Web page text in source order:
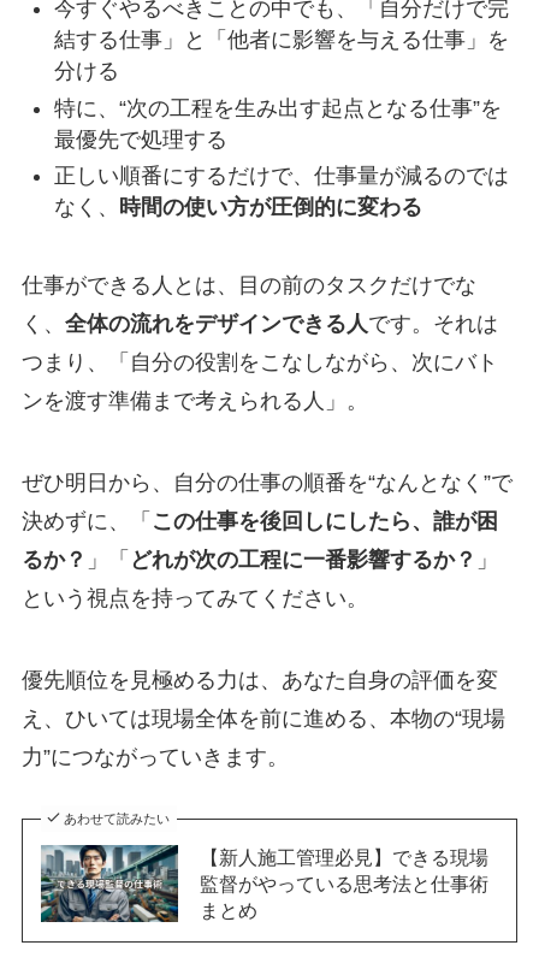
今すぐやるべきことの中でも、「自分だけで完
結する仕事」と「他者に影響を与える仕事」を
分ける
特に、“次の工程を生み出す起点となる仕事”を
最優先で処理する
正しい順番にするだけで、仕事量が減るのでは
なく、 時間の使い方が圧倒的に変わる
仕事ができる人とは、目の前のタスクだけでな
く、 全体の流れをデザインできる人 です。それは
つまり、「自分の役割をこなしながら、次にバト
ンを渡す準備まで考えられる人」。
ぜひ明日から、自分の仕事の順番を“なんとなく”で
決めずに、「 この仕事を後回しにしたら、誰が困
るか？ 」「 どれが次の工程に一番影響するか？ 」
という視点を持ってみてください。
優先順位を見極める力は、あなた自身の評価を変
え、ひいては現場全体を前に進める、本物の“現場
力”につながっていきます。
あわせて読みたい
【新人施工管理必見】できる現場
監督がやっている思考法と仕事術
まとめ